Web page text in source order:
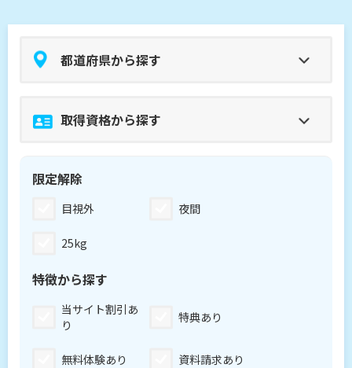
目視外 夜間
25kg
当サイト割引あ
り
特典あり
無料体験あり 資料請求あり